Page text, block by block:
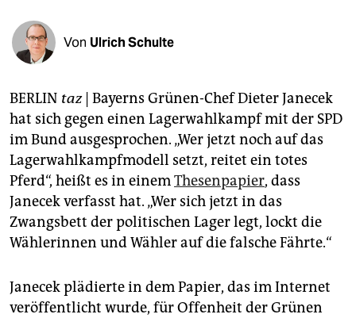
fragen & hilfe
unterstützen
genossenschaft
epaper login
Von Ulrich Schulte
BERLIN taz| Bayerns Grünen-Chef Dieter Janecek
hat sich gegen einen Lagerwahlkampf mit der SPD
im Bund ausgesprochen. „Wer jetzt noch auf das
Lagerwahlkampfmodell setzt, reitet ein totes
Pferd“, heißt es in einemThesenpapier, dass
Janecek verfasst hat. „Wer sich jetzt in das
Zwangsbett der politischen Lager legt, lockt die
Wählerinnen und Wähler auf die falsche Fährte.“
Janecek plädierte in dem Papier, das im Internet
veröffentlicht wurde, für Offenheit der Grünen